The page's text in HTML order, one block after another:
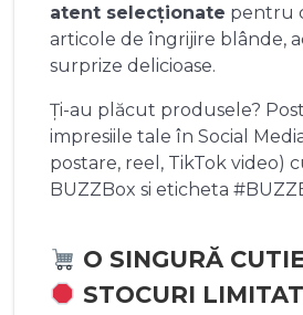
atent selecționate pentru
articole de îngrijire blânde,
surprize delicioase.
Ți-au plăcut produsele?
impresiile tale în Social
postare, reel, TikTok video)
BUZZBox si eticheta
O SINGURĂ
STOCURI